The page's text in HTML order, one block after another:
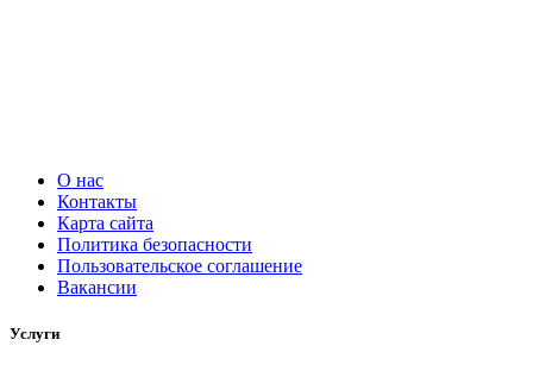
О нас
Контакты
Карта сайта
Политика безопасности
Пользовательское соглашение
Вакансии
Услуги